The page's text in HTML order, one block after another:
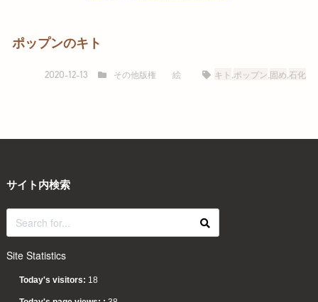
ポップンのキト
2020-12-13 その他版権 絵 キト ポップン 固め ,石化
サイト内検索
Site Statistics
Today's visitors: 18